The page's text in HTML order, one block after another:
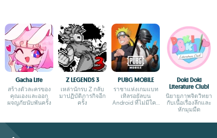
Gacha Life
สร้างตัวละครของ
คุณเองและออก
ผจญภัยนับพันครั้ง
Z LEGENDS 3
เหล่านักรบ Z กลับ
มาปฏิบัติภารกิจอีก
ครั้ง
PUBG MOBILE
ราชาแห่งเกมแบท
เทิลรอยัลบน
Android ที่ไม่มีใคร
Doki Doki
Literature Club!
นิยายภาพจิตวิทยา
กับเนื้อเรื่องลึกและ
หักมุมมืด